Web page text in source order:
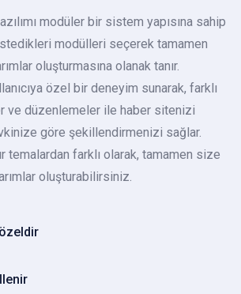
modüler bir sistem yapısına sahip
istedikleri modülleri seçerek tamamen
oluşturmasına olanak tanır.
özel bir deneyim sunarak, farklı
ve düzenlemeler ile haber sitenizi
göre şekillendirmenizi sağlar.
temalardan farklı olarak, tamamen size
oluşturabilirsiniz.